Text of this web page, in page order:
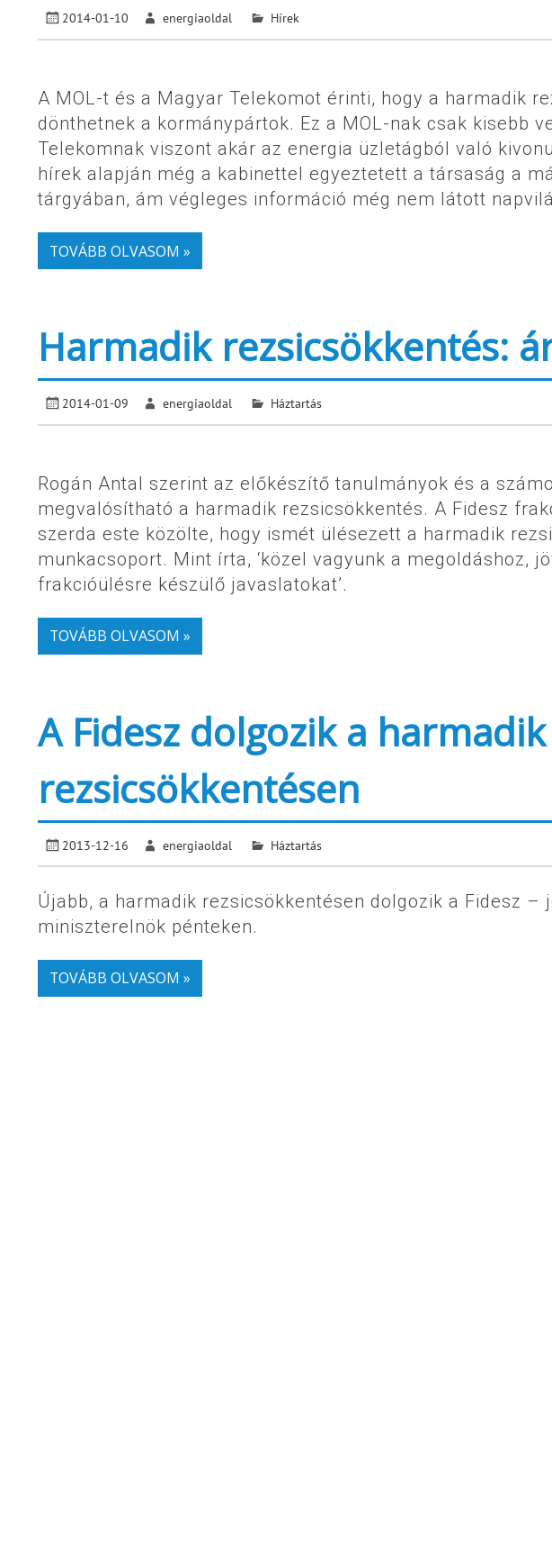
2014-01-10 energiaoldal Hírek
A MOL-t és a Magyar Telekomot érinti, hogy a harmadik
dönthetnek a kormánypártok. Ez a MOL-nak csak kisebb
Telekomnak viszont akár az energia üzletágból való
hírek alapján még a kabinettel egyeztetett a társaság a
tárgyában, ám végleges információ még nem látott
TOVÁBB OLVASOM »
Harmadik rezsicsökkentés:
2014-01-09 energiaoldal Háztartás
Rogán Antal szerint az előkészítő tanulmányok és a
megvalósítható a harmadik rezsicsökkentés. A Fidesz
szerda este közölte, hogy ismét ülésezett a harmadik
munkacsoport. Mint írta, ‘közel vagyunk a megoldáshoz,
frakcióülésre készülő javaslatokat’.
TOVÁBB OLVASOM »
A Fidesz dolgozik a harmadik
rezsicsökkentésen
2013-12-16 energiaoldal Háztartás
Újabb, a harmadik rezsicsökkentésen dolgozik a Fidesz –
miniszterelnök pénteken.
TOVÁBB OLVASOM »